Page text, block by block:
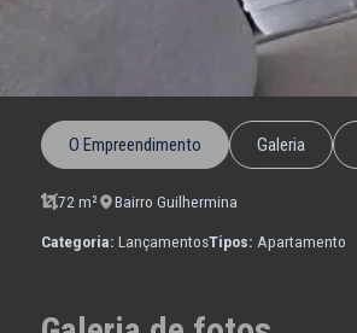
O Empreendimento Galeria
72 m² Bairro Guilhermina
Categoria: LançamentosTipos: Apartamento